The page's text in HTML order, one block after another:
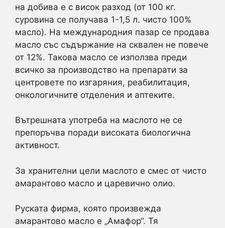
на добива е с висок разход (от 100 кг.
суровина се получава 1-1,5 л. чисто 100%
масло). На международния пазар се продава
масло със съдържание на сквален не повече
от 12%. Такова масло се използва преди
всичко за производство на препарати за
центровете по изгаряния, реабилитация,
онкологичните отделения и аптеките.
Вътрешната употреба на маслото не се
препоръчва поради високата биологична
активност.
За хранителни цели маслото е смес от чисто
амарантово масло и царевично олио.
Руската фирма, която произвежда
амарантово масло е „Амафор“. Тя